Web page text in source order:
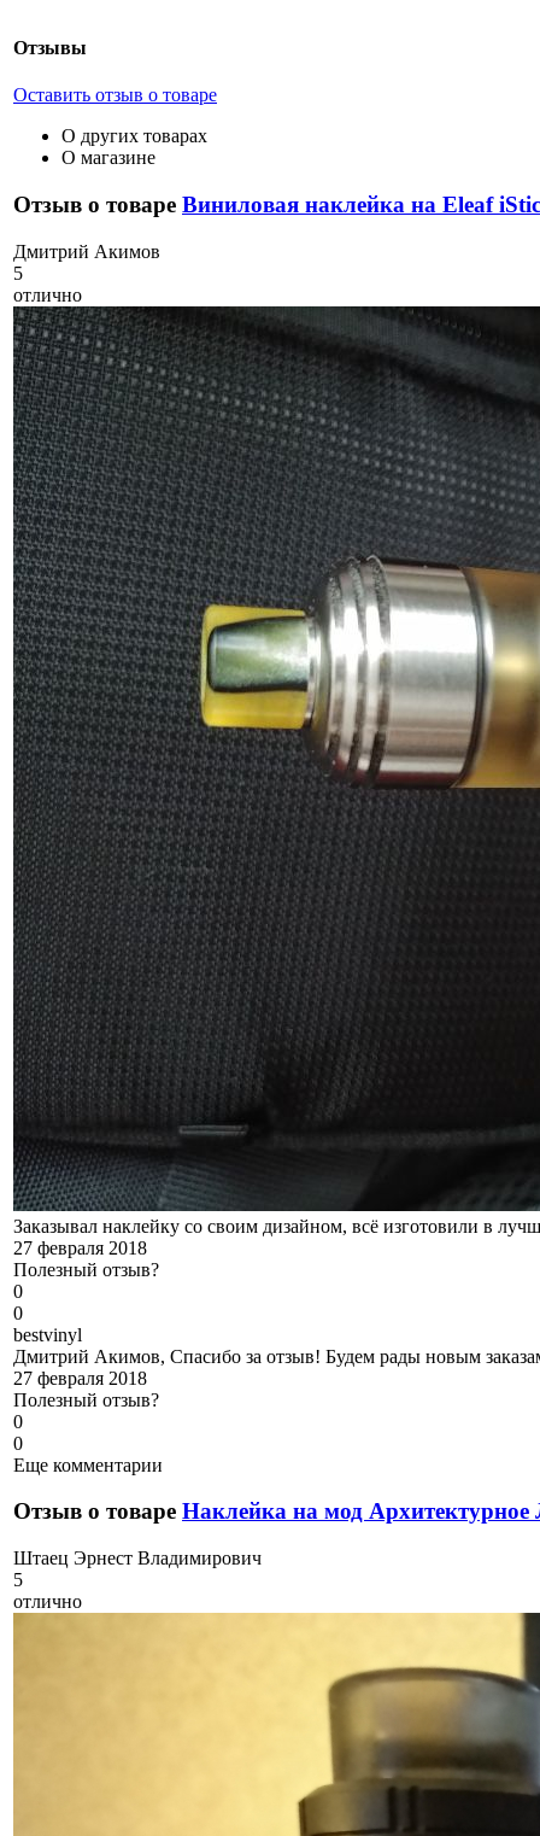
Отзывы
Оставить отзыв о товаре
О других товарах
О магазине
Отзыв о товаре Виниловая наклейка на Eleaf
Дмитрий Акимов
5
отлично
Заказывал наклейку со своим дизайном, всё изготовили в
27 февраля 2018
Полезный отзыв?
0
0
bestvinyl
Дмитрий Акимов, Спасибо за отзыв! Будем рады новым
27 февраля 2018
Полезный отзыв?
0
0
Еще комментарии
Отзыв о товаре Наклейка на мод Архитектурное
Штаец Эрнест Владимирович
5
отлично